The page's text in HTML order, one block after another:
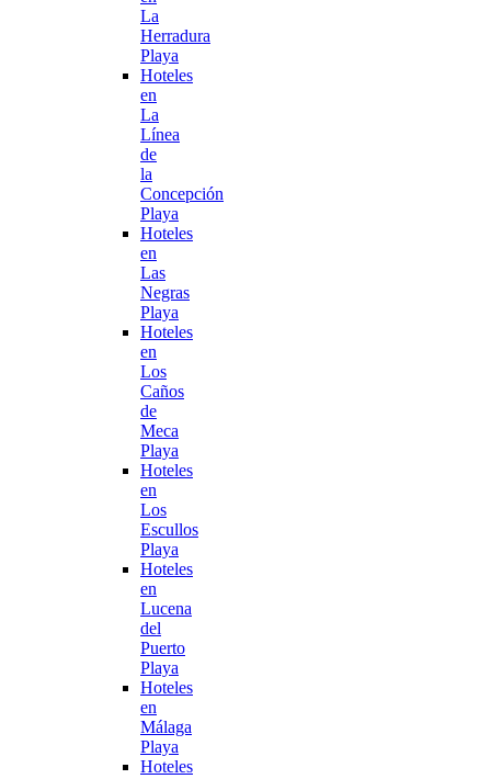
La
Herradura
Playa
Hoteles
en
La
Línea
de
la
Concepción
Playa
Hoteles
en
Las
Negras
Playa
Hoteles
en
Los
Caños
de
Meca
Playa
Hoteles
en
Los
Escullos
Playa
Hoteles
en
Lucena
del
Puerto
Playa
Hoteles
en
Málaga
Playa
Hoteles